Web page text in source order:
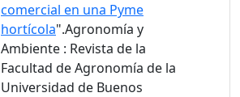
comercial en una Pyme
hortícola".Agronomía y
Ambiente : Revista de la
Facultad de Agronomía de la
Universidad de Buenos